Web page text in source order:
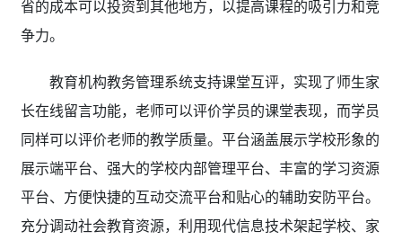
省的成本可以投资到其他地方，以提高课程的吸引力和竞
争力。
教育机构教务管理系统支持课堂互评，实现了师生家
长在线留言功能，老师可以评价学员的课堂表现，而学员
同样可以评价老师的教学质量。平台涵盖展示学校形象的
展示端平台、强大的学校内部管理平台、丰富的学习资源
平台、方便快捷的互动交流平台和贴心的辅助安防平台。
充分调动社会教育资源，利用现代信息技术架起学校、家